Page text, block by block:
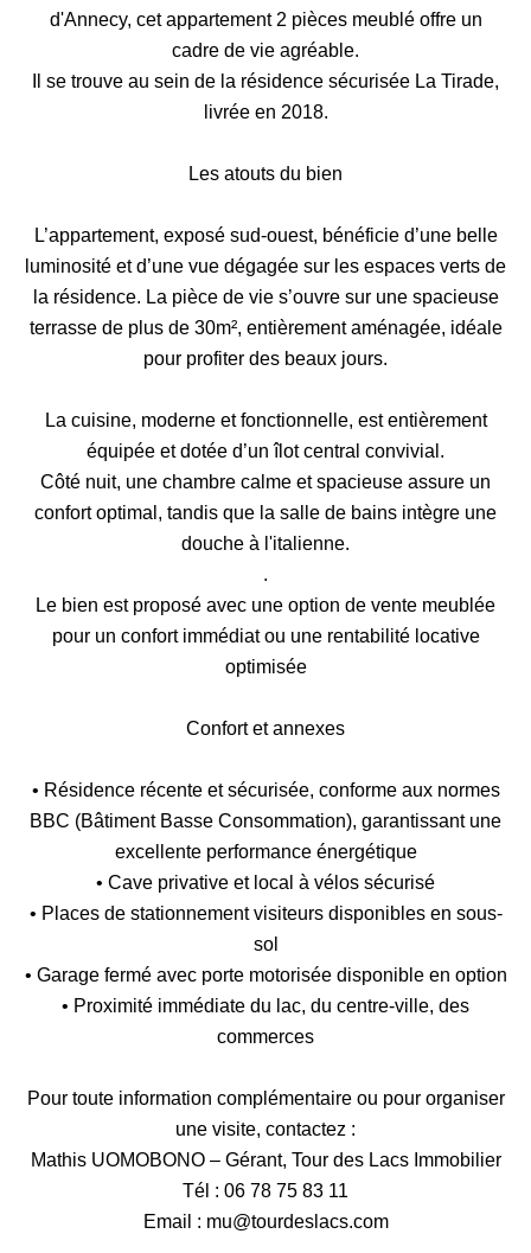
d'Annecy, cet appartement 2 pièces meublé offre un
cadre de vie agréable.
Il se trouve au sein de la résidence sécurisée La Tirade,
livrée en 2018.
Les atouts du bien
L’appartement, exposé sud-ouest, bénéficie d’une belle
luminosité et d’une vue dégagée sur les espaces verts de
la résidence. La pièce de vie s’ouvre sur une spacieuse
terrasse de plus de 30m², entièrement aménagée, idéale
pour profiter des beaux jours.
La cuisine, moderne et fonctionnelle, est entièrement
équipée et dotée d’un îlot central convivial.
Côté nuit, une chambre calme et spacieuse assure un
confort optimal, tandis que la salle de bains intègre une
douche à l'italienne.
.
Le bien est proposé avec une option de vente meublée
pour un confort immédiat ou une rentabilité locative
optimisée
Confort et annexes
• Résidence récente et sécurisée, conforme aux normes
BBC (Bâtiment Basse Consommation), garantissant une
excellente performance énergétique
• Cave privative et local à vélos sécurisé
• Places de stationnement visiteurs disponibles en sous-
sol
• Garage fermé avec porte motorisée disponible en option
• Proximité immédiate du lac, du centre-ville, des
commerces
Pour toute information complémentaire ou pour organiser
une visite, contactez :
Mathis UOMOBONO – Gérant, Tour des Lacs Immobilier
Tél : 06 78 75 83 11
Email : mu@tourdeslacs.com